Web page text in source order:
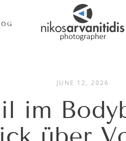
JUNE 12, 2026
im